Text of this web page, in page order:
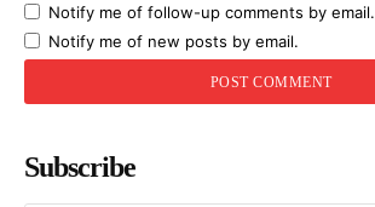
Notify me of follow-up comments by email.
Notify me of new posts by email.
Subscribe